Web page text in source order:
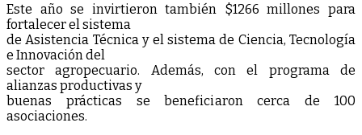
Este año se invirtieron también $1266 millones para
fortalecer el sistema
de Asistencia Técnica y el sistema de Ciencia, Tecnología
e Innovación del
sector agropecuario. Además, con el programa de
alianzas productivas y
buenas prácticas se beneficiaron cerca de 100
asociaciones.